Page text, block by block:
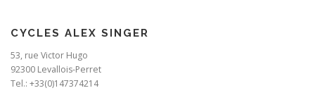
CYCLES ALEX SINGER
53, rue Victor Hugo
92300 Levallois-Perret
Tel.: +33(0)147374214